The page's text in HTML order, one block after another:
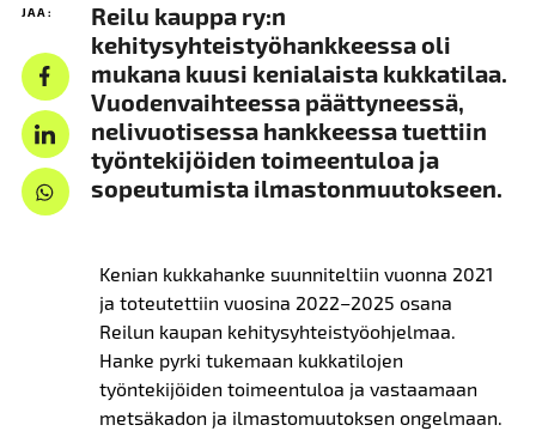
JAA:
Reilu kauppa ry:n
kehitysyhteistyöhankkeessa oli
mukana kuusi kenialaista kukkatilaa.
Vuodenvaihteessa päättyneessä,
nelivuotisessa hankkeessa tuettiin
työntekijöiden toimeentuloa ja
sopeutumista ilmastonmuutokseen.
Kenian kukkahanke suunniteltiin vuonna 2021
ja toteutettiin vuosina 2022–2025 osana
Reilun kaupan kehitysyhteistyöohjelmaa.
Hanke pyrki tukemaan kukkatilojen
työntekijöiden toimeentuloa ja vastaamaan
metsäkadon ja ilmastomuutoksen ongelmaan.